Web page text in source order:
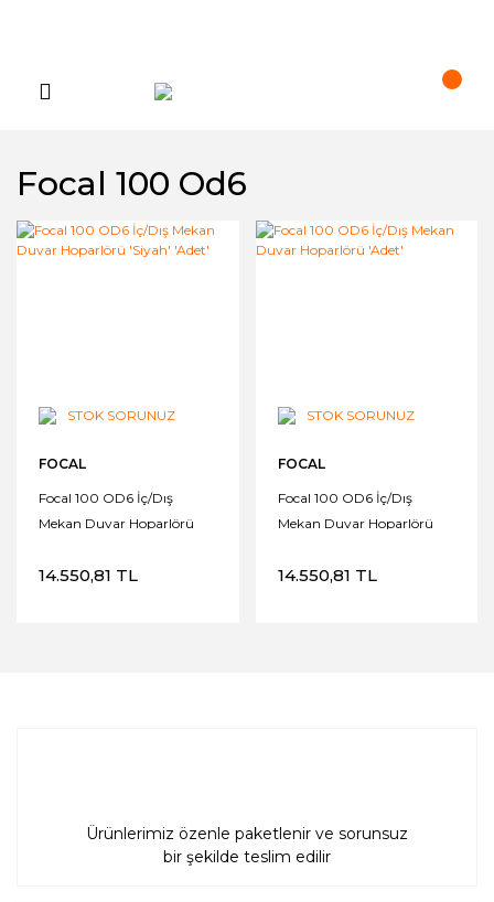
Focal 100 Od6
STOK SORUNUZ
FOCAL
Focal 100 OD6 İç/Dış
Mekan Duvar Hoparlörü
14.550,81 TL
STOK SORUNUZ
FOCAL
Focal 100 OD6 İç/Dış
Mekan Duvar Hoparlörü
14.550,81 TL
Ürünlerimiz özenle paketlenir ve sorunsuz
bir şekilde teslim edilir